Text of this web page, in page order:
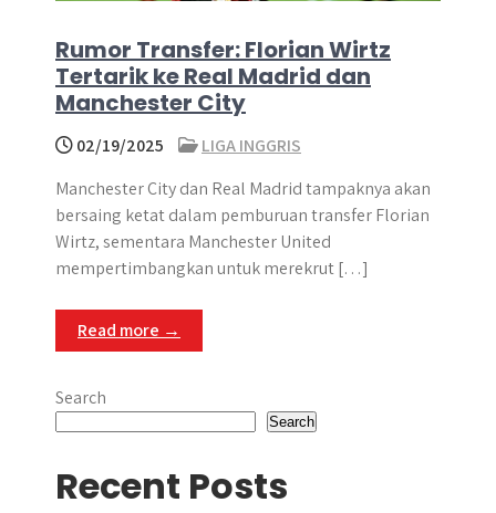
Rumor Transfer: Florian Wirtz
Tertarik ke Real Madrid dan
Manchester City
02/19/2025
LIGA INGGRIS
Manchester City dan Real Madrid tampaknya akan
bersaing ketat dalam pemburuan transfer Florian
Wirtz, sementara Manchester United
mempertimbangkan untuk merekrut […]
Read more →
Search
Search
Recent Posts